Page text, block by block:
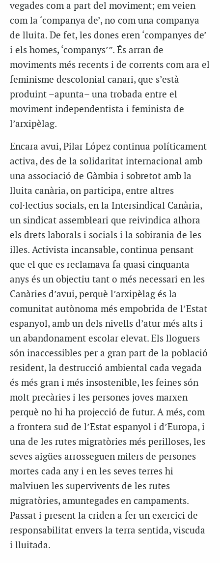
vegades com a part del moviment; em veien
com la ‘companya de’, no com una companya
de lluita. De fet, les dones eren ‘companyes de’
i els homes, ‘companys’”. És arran de
moviments més recents i de corrents com ara el
feminisme descolonial canari, que s’està
produint –apunta– una trobada entre el
moviment independentista i feminista de
l’arxipèlag.
Encara avui, Pilar López continua políticament
activa, des de la solidaritat internacional amb
una associació de Gàmbia i sobretot amb la
lluita canària, on participa, entre altres
col·lectius socials, en la Intersindical Canària,
un sindicat assembleari que reivindica alhora
els drets laborals i socials i la sobirania de les
illes. Activista incansable, continua pensant
que el que es reclamava fa quasi cinquanta
anys és un objectiu tant o més necessari en les
Canàries d’avui, perquè l’arxipèlag és la
comunitat autònoma més empobrida de l’Estat
espanyol, amb un dels nivells d’atur més alts i
un abandonament escolar elevat. Els lloguers
són inaccessibles per a gran part de la població
resident, la destrucció ambiental cada vegada
és més gran i més insostenible, les feines són
molt precàries i les persones joves marxen
perquè no hi ha projecció de futur. A més, com
a frontera sud de l’Estat espanyol i d’Europa, i
una de les rutes migratòries més perilloses, les
seves aigües arrosseguen milers de persones
mortes cada any i en les seves terres hi
malviuen les supervivents de les rutes
migratòries, amuntegades en campaments.
Passat i present la criden a fer un exercici de
responsabilitat envers la terra sentida, viscuda
i lluitada.